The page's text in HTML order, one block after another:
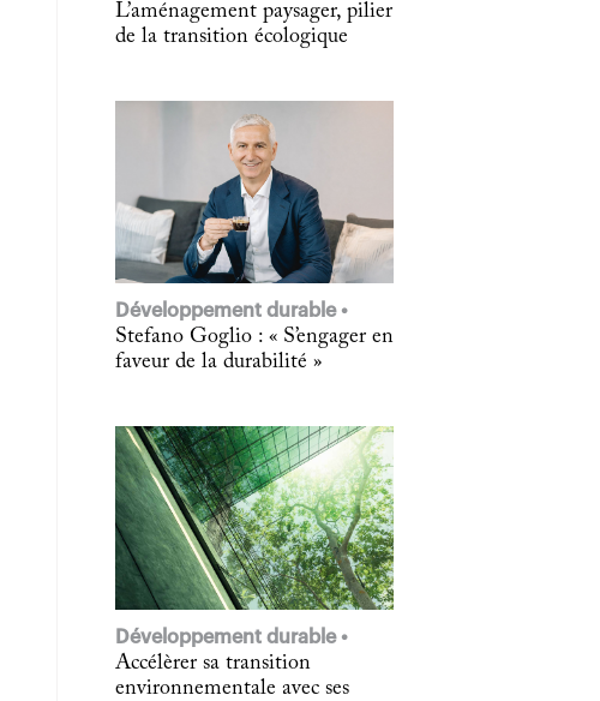
L’aménagement paysager, pilier
de la transition écologique
Développement durable
Stefano Goglio : « S’engager en
faveur de la durabilité »
Développement durable
Accélèrer sa transition
environnementale avec ses